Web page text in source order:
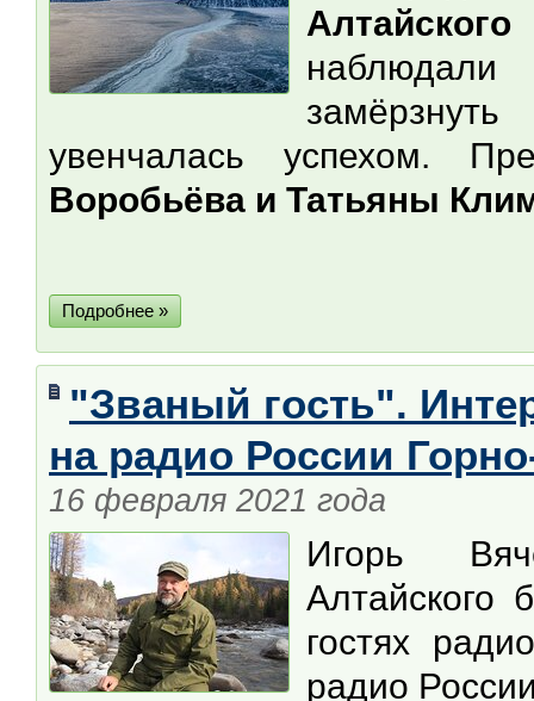
Алтайского
увенчалась успехом.
Воробьёва и Татьяны
Подробнее »
"Званый гость".
на радио России
16 февраля 2021 года
Игорь
Алтайского
гостях
радио